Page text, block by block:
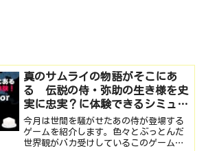
真のサムライの物語がそこにあ
る 伝説の侍・弥助の生き様を史
実に忠実？に体験できるシミュレ
ーターゲーム Yasuke Simulator
をご紹介 月１インディー #4
今月は世間を騒がせたあの侍が登場する
ゲームを紹介します。色々とぶっとんだ
世界観がバカ受けしているこのゲームの